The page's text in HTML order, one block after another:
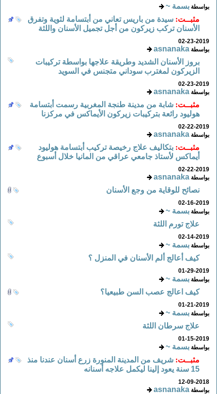
بواسطةبسمة ~
مثبــت: سيدة من باريس تعاني من أبتسامة لثوية وتفرق
الأسنان تركب زيركون من أجل تجميل الأسنان واللثة
02-23-2019
بواسطةasnanaka
بروز الأسنان الشديد وطريقة علاجها بواسطة تركيبات
الزيركون لمغترب سوداني متجنس في السويد
02-23-2019
بواسطةasnanaka
مثبــت: شابة من مدينة طنجة المغربية رسمت أبتسامة
هوليود رائعة بتركيبات زيركون الأيماكس في مركزنا
02-22-2019
بواسطةasnanaka
مثبــت: بتكاليف علاج رخيصة تركيب أبتسامة هوليود
أيماكس لأستاذ جامعي عراقي من المانيا خلال أسبوع
02-22-2019
بواسطةasnanaka
نصائح للوقاية من وجع الأسنان
02-16-2019
بواسطةبسمة ~
علاج تورم اللثة
02-14-2019
بواسطةبسمة ~
كيف أعالج ألم الأسنان في المنزل ؟
01-29-2019
بواسطةبسمة ~
كيف اعالج عصب السن طبيعيا؟
01-21-2019
بواسطةبسمة ~
علاج سرطان اللثة
01-15-2019
بواسطةبسمة ~
مثبــت: شريف من المدينة المنورة زرع أسنان عندنا منذ
15 سنة يعود إلينا ليكمل علاجه أسنانه
12-09-2018
بواسطةasnanaka